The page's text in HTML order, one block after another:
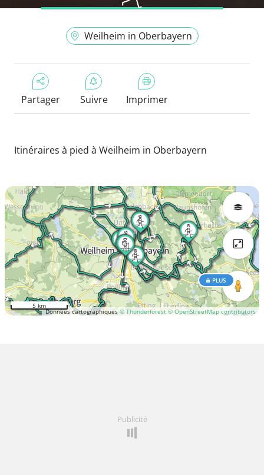
Weilheim in Oberbayern
Partager Suivre Imprimer
Itinéraires à pied à Weilheim in Oberbayern
Données cartographiques © Thunderforest © OpenStreetMap contributors
PLUS
5 km
Publicité